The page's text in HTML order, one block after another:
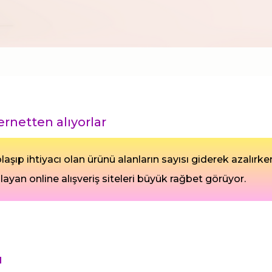
alıyorlar
ihtiyacı olan ürünü alanların sayısı giderek
online alışveriş siteleri büyük rağbet görüyor.